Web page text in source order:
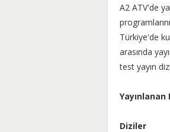
A2 ATV'de
Türkiye'de
arasında
test yayın
Diziler